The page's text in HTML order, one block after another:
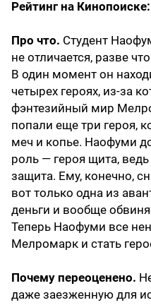
Рейтинг на
Про что. Студент
не отличается, разве
В один момент он
четырех героях, из-за
фэнтезийный мир
попали еще три героя,
меч и копье. Наофуми
роль — героя щита,
защита. Ему, конечно,
вот только одна из
деньги и вообще
Теперь Наофуми все
Мелромарк и стать
Почему переоценено.
даже заезженную для